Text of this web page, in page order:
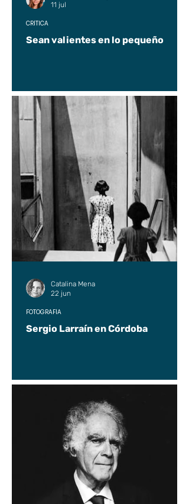
Sean valientes en lo pequeño
CRÍTICA
11 jul
Sergio Larraín en Córdoba
FOTOGRAFÍA
Catalina Mena
22 jun